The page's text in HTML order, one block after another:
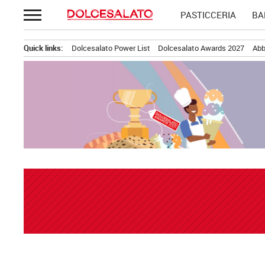
Passa
al
PASTICCERIA
Quick links: Dolcesalato Power List Dolcesalato Awards 2027